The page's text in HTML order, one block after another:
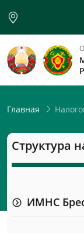
Главная
Структура
ИМНС